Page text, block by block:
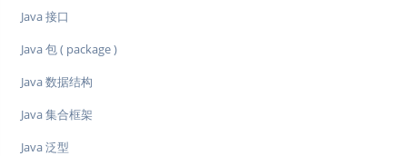
Java 接口
Java 包 ( package )
Java 数据结构
Java 集合框架
Java 泛型